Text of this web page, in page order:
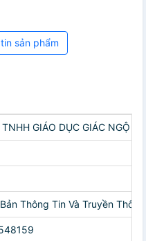
sản phẩm
GIÁO DỤC GIÁC NGỘ
Thông Tin Và Truyền Thông